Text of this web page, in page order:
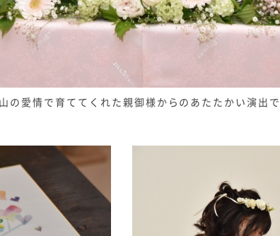
の愛情で育ててくれた親御様からのあたたかい演出